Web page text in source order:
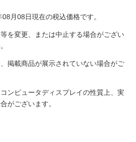
月08日現在の税込価格です。
を変更、または中止する場合がござい
掲載商品が展示されていない場合がご
ンピュータディスプレイの性質上、実
がございます。